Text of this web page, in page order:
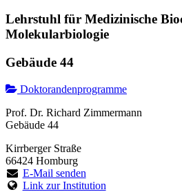
Lehrstuhl für Medizinische
Molekularbiologie
Gebäude 44
Doktorandenprogramme
Prof. Dr. Richard Zimmermann
Gebäude 44
Kirrberger Straße
66424 Homburg
E-Mail senden
Link zur Institution